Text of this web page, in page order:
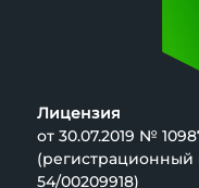
Лицензия
от 30.07.2019 №
(регистрационный
54/00209918)